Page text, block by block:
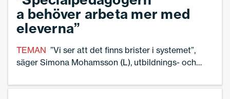
a behöver arbeta mer med
eleverna”
TEMAN ”Vi ser att det finns brister i systemet”,
säger Simona Mohamsson (L), utbildnings- och